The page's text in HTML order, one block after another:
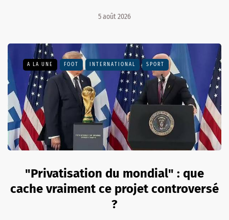
5 août 2026
A LA UNE FOOT INTERNATIONAL SPORT
"Privatisation du mondial" : que
cache vraiment ce projet controversé
?